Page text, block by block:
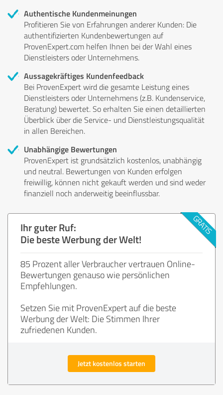
Authentische Kundenmeinungen
Profitieren Sie von Erfahrungen anderer Kunden: Die
authentifizierten Kundenbewertungen auf
ProvenExpert.com helfen Ihnen bei der Wahl eines
Dienstleisters oder Unternehmens.
Aussagekräftiges Kundenfeedback
Bei ProvenExpert wird die gesamte Leistung eines
Dienstleisters oder Unternehmens (z.B. Kundenservice,
Beratung) bewertet. So erhalten Sie einen detaillierten
Überblick über die Service- und Dienstleistungsqualität
in allen Bereichen.
Unabhängige Bewertungen
ProvenExpert ist grundsätzlich kostenlos, unabhängig
und neutral. Bewertungen von Kunden erfolgen
freiwillig, können nicht gekauft werden und sind weder
finanziell noch anderweitig beeinflussbar.
Ihr guter Ruf:
Die beste Werbung der Welt!
85 Prozent aller Verbraucher vertrauen Online-
Bewertungen genauso wie persönlichen
Empfehlungen.
Setzen Sie mit ProvenExpert auf die beste
Werbung der Welt: Die Stimmen Ihrer
zufriedenen Kunden.
Jetzt kostenlos starten